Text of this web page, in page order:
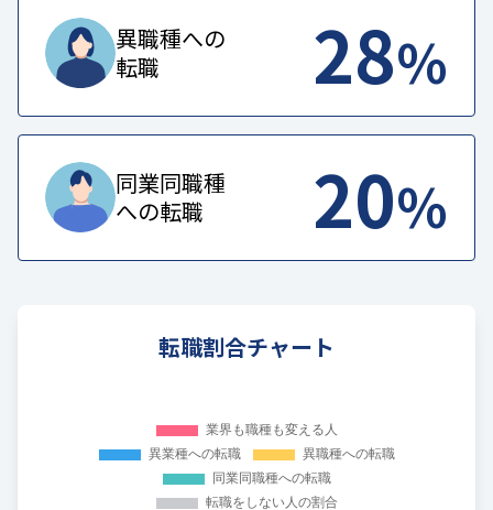
異職種への
転職
28%
同業同職種
への転職
20%
転職割合チャート